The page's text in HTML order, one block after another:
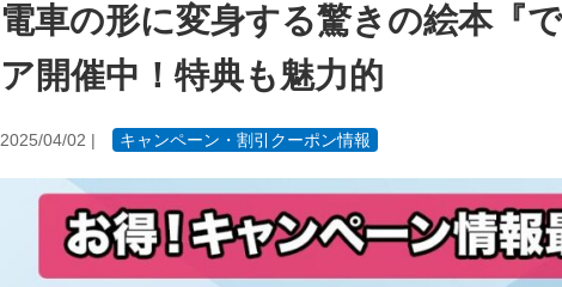
電車の形に変身する驚きの絵本『
ア開催中！特典も魅力的
2025/04/02 | キャンペーン・割引クーポン情報